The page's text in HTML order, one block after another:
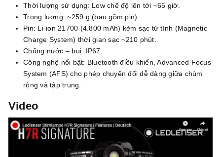
Thời lượng sử dụng: Low chế độ lên tới ~65 giờ.
Trọng lượng: ~259 g (bao gồm pin).
Pin: Li-ion 21700 (4.800 mAh) kèm sạc từ tính (Magnetic
Charge System) thời gian sạc ~210 phút.
Chống nước – bụi: IP67.
Công nghệ nổi bật: Bluetooth điều khiển, Advanced Focus
System (AFS) cho phép chuyển đổi dễ dàng giữa chùm
rộng và tập trung.
Video